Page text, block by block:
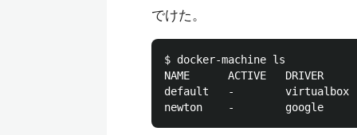
でけた。
$ docker-machine ls
NAME      ACTIVE
default   -        virtualbox